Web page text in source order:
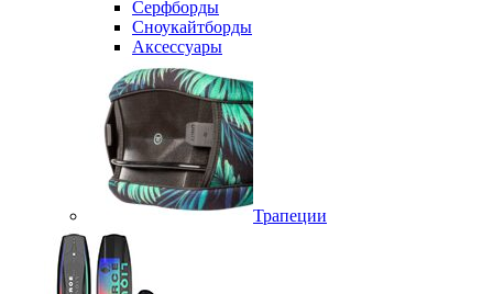
Серфборды
Сноукайтборды
Аксессуары
Трапеции